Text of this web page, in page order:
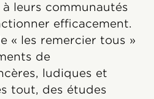
leurs communautés
efficacement.
« les remercier tous »
de
ludiques et
tout, des études